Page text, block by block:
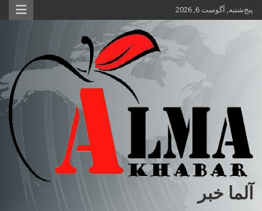
محتوا
پنج‌شنبه, آگوست 6, 2026
آلما خبر